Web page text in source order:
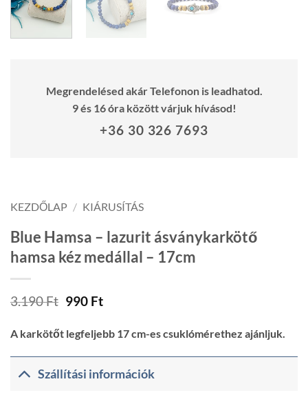
Megrendelésed akár Telefonon is leadhatod.
9 és 16 óra között várjuk hívásod!
+36 30 326 7693
KEZDŐLAP / KIÁRUSÍTÁS
Blue Hamsa – lazurit ásványkarkötő
hamsa kéz medállal – 17cm
3.190Ft Original
was:
3.190 Ft.
990 FtCurrent
is:
990 Ft.
A karkötőt legfeljebb 17 cm-es csuklómérethez ajánljuk.
Szállítási információk